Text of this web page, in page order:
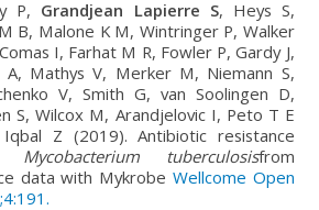
P, Grandjean Lapierre S, Heys S,
B, Malone K M, Wintringer P, Walker
I, Farhat M R, Fowler P, Gardy J,
Mathys V, Merker M, Niemann S,
V, Smith G, van Soolingen D,
S, Wilcox M, Arandjelovic I, Peto T E
Z (2019). Antibiotic resistance
Mycobacterium tuberculosisfrom
data with Mykrobe Wellcome Open